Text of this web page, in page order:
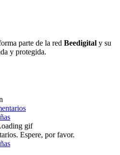
parte de la red Beedigital y su
y protegida.
Espere, por favor.